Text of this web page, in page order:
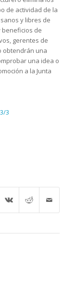
de actividad de la
y libres de
beneficios de
gerentes de
obtendrán una
una idea o
a la Junta
3